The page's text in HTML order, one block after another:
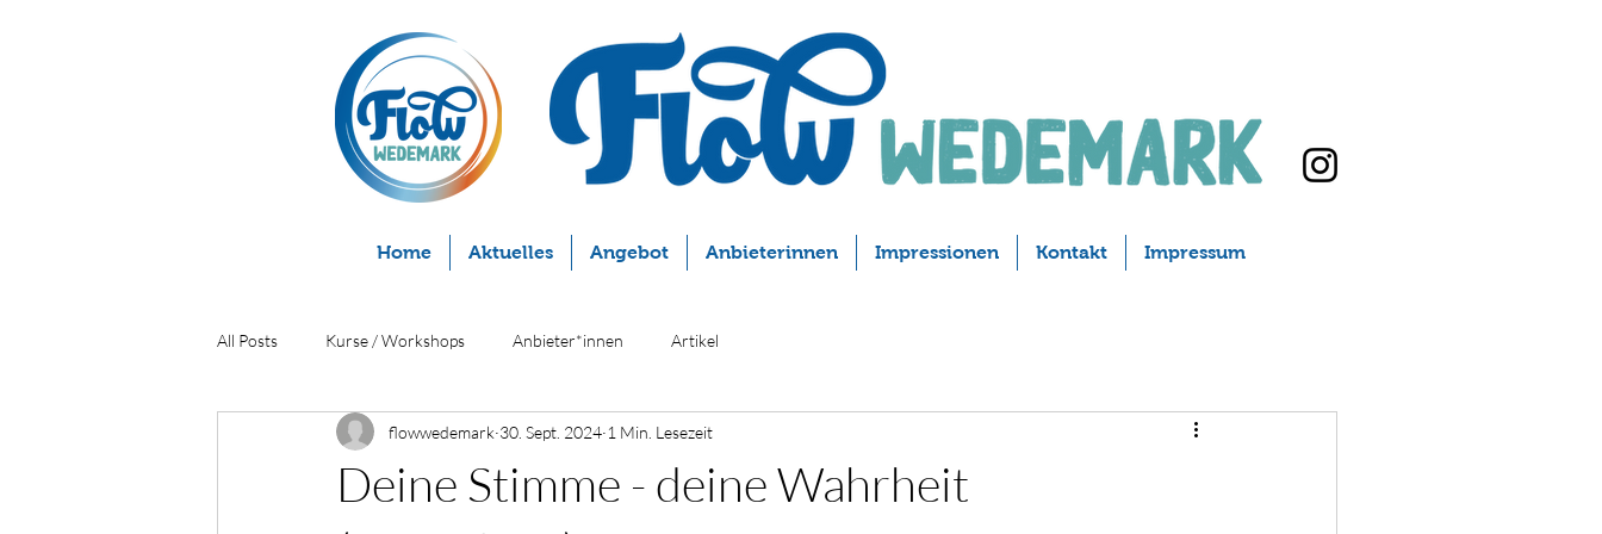
Home Aktuelles Angebot Anbieterinnen Impressionen Kontakt Impressum
All Posts Kurse / Workshops Anbieter*innen Artikel
Deine Stimme - deine Wahrheit
flowwedemark 30. Sept. 2024 1 Min. Lesezeit